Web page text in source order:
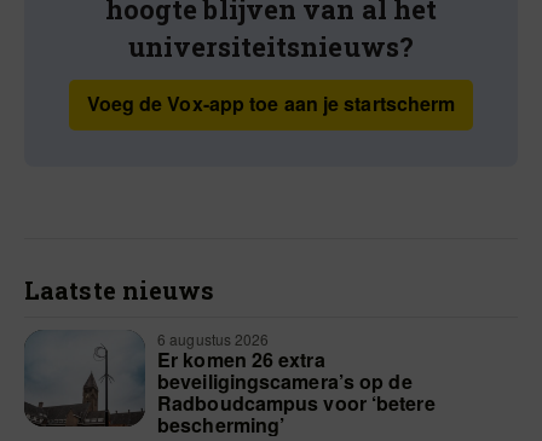
hoogte blijven van al het
universiteitsnieuws?
Voeg de Vox-app toe aan je startscherm
Laatste nieuws
6 augustus 2026
Er komen 26 extra
beveiligingscamera’s op de
Radboudcampus voor ‘betere
bescherming’